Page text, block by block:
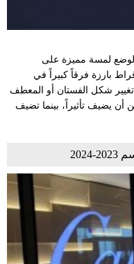
لمسة مميزة على
بارزة فرقاً كبيراً في
شكل الفستان أو المعطف
أن يضيف تأثيراً، بينما تضيف